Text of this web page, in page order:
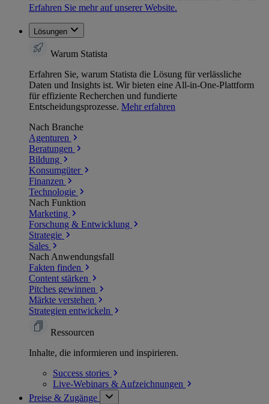
Erfahren Sie mehr auf unserer Website.
Lösungen
Warum Statista
Erfahren Sie, warum Statista die Lösung für verlässliche
Daten und Insights ist. Wir bieten eine All-in-One-Plattform
für effiziente Recherchen und fundierte
Entscheidungsprozesse. Mehr erfahren
Nach Branche
Agenturen
Beratungen
Bildung
Konsumgüter
Finanzen
Technologie
Nach Funktion
Marketing
Forschung & Entwicklung
Strategie
Sales
Nach Anwendungsfall
Fakten finden
Content stärken
Pitches gewinnen
Märkte verstehen
Strategien entwickeln
Ressourcen
Inhalte, die informieren und inspirieren.
Success stories
Live-Webinars & Aufzeichnungen
Preise & Zugänge